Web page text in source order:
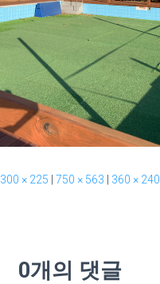
300 × 225 | 750 × 563 | 360 × 240
0개의 댓글